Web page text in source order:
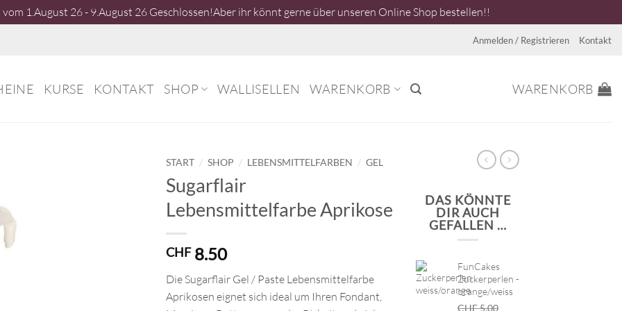
1.August 26 - 9.August 26 Geschlossen!Aber ihr könnt gerne über unseren Online Shop bestellen!!
Anmelden / Registrieren Kontakt
KURSE KONTAKT SHOP WALLISELLEN WARENKORB WARENKORB
START / SHOP / LEBENSMITTELFARBEN / GEL
Sugarflair
Lebensmittelfarbe Aprikose
CHF8.50
Die Sugarflair Gel / Paste Lebensmittelfarbe
Aprikosen eignet sich ideal um Ihren Fondant,
DAS KÖNNTE
DIR AUCH
GEFALLEN …
FunCakes
Zuckerperlen -
orange/weiss
CHF5.00